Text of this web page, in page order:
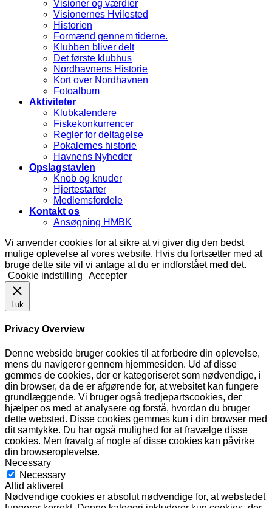
Visioner og værdier
Visionernes Hvilested
Historien
Formænd gennem tiderne.
Klubben bliver delt
Det første klubhus
Nordhavnens Historie
Kort over Nordhavnen
Fotoalbum
Aktiviteter
Klubkalendere
Fiskekonkurrencer
Regler for deltagelse
Pokalernes historie
Havnens Nyheder
Opslagstavlen
Knob og knuder
Hjertestarter
Medlemsfordele
Kontakt os
Ansøgning HMBK
Vi anvender cookies for at sikre at vi giver dig den bedst
mulige oplevelse af vores website. Hvis du fortsætter med at
bruge dette site vil vi antage at du er indforstået med det.
Cookie indstilling
Accepter
Luk
Privacy Overview
Denne webside bruger cookies til at forbedre din oplevelse,
mens du navigerer gennem hjemmesiden. Ud af disse
gemmes de cookies, der er kategoriseret som nødvendige, i
din browser, da de er afgørende for, at websitet kan fungere
grundlæggende. Vi bruger også tredjepartscookies, der
hjælper os med at analysere og forstå, hvordan du bruger
dette websted. Disse cookies gemmes kun i din browser med
dit samtykke. Du har også mulighed for at fravælge disse
cookies. Men fravalg af nogle af disse cookies kan påvirke
din browseroplevelse.
Necessary
Necessary
Altid aktiveret
Nødvendige cookies er absolut nødvendige for, at webstedet